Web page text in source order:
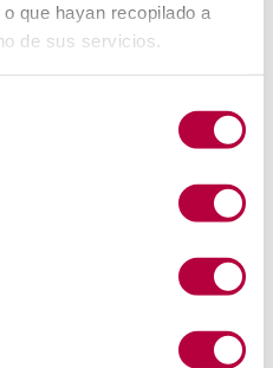
que hayan recopilado a
de sus servicios.